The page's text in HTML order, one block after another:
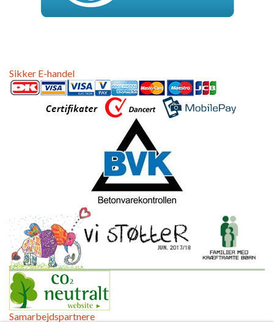
Sikker E-handel
Samarbejdspartnere